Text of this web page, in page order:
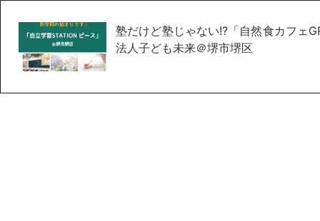
塾だけど塾じゃない!?「自然食カフェ
法人子ども未来＠堺市堺区